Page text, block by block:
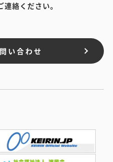
絡ください。
い合わせ